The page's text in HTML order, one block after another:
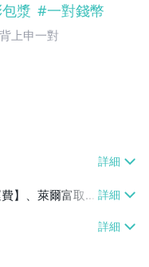
漿 #一對錢幣
上申一對
】、萊爾富取